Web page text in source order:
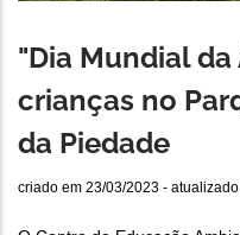
"Dia Mundial
crianças no
da Piedade
criado em 23/03/2023 -